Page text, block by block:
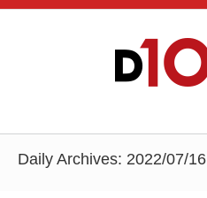
Daily Archives: 2022/07/16